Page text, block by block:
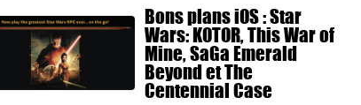
Bons plans iOS : Star
Wars: KOTOR, This War of
Mine, SaGa Emerald
Beyond et The
Centennial Case